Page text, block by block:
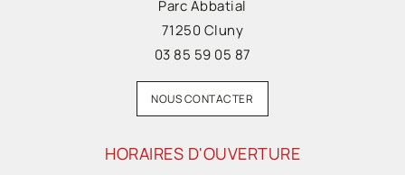
Parc Abbatial
71250 Cluny
03 85 59 05 87
NOUS CONTACTER
HORAIRES D'OUVERTURE